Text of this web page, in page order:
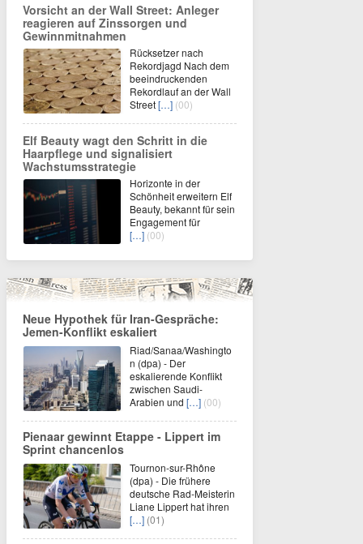
Vorsicht an der Wall Street: Anleger
reagieren auf Zinssorgen und
Gewinnmitnahmen
Rücksetzer nach
Rekordjagd Nach dem
beeindruckenden
Rekordlauf an der Wall
Street[…] (00)
Elf Beauty wagt den Schritt in die
Haarpflege und signalisiert
Wachstumsstrategie
Horizonte in der
Schönheit erweitern Elf
Beauty, bekannt für sein
Engagement für
[…] (00)
Neue Hypothek für Iran-Gespräche:
Jemen-Konflikt eskaliert
Riad/Sanaa/Washingto
n (dpa) - Der
eskalierende Konflikt
zwischen Saudi-
Arabien und […] (00)
Pienaar gewinnt Etappe - Lippert im
Sprint chancenlos
Tournon-sur-Rhône
(dpa) - Die frühere
deutsche Rad-Meisterin
Liane Lippert hat ihren
[…] (01)